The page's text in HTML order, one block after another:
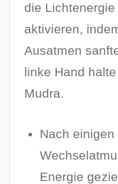
die
aktivieren,
Ausatmen
linke Hand
Mudra.
Nach
Energie